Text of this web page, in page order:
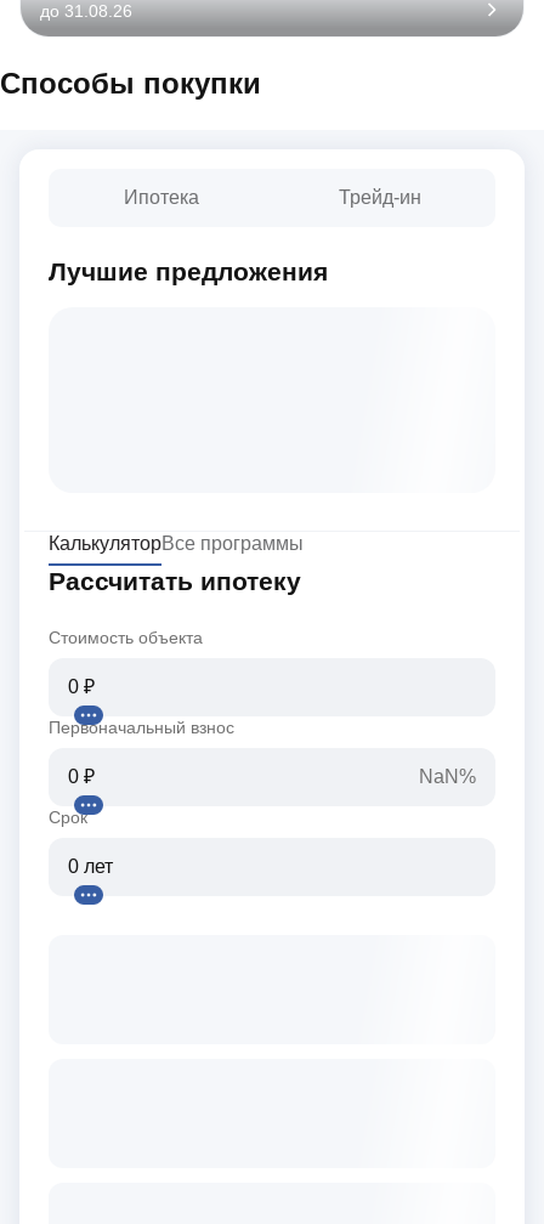
до 31.08.26
Способы покупки
Ипотека Трейд-ин
Лучшие предложения
КалькуляторВсе программы
Рассчитать ипотеку
Стоимость объекта
Первоначальный взнос
NaN%
Срок